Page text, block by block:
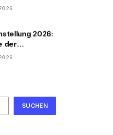
2026:
der
SUCHEN